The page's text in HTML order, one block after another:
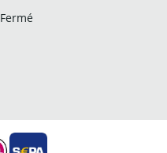
Fermé